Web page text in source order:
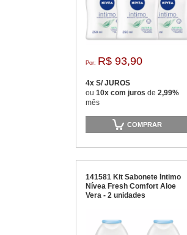
Por: R$ 93,90
4x S/ JUROS
ou 10x com juros de 2,99%
mês
COMPRAR
141581 Kit Sabonete Íntimo
Nívea Fresh Comfort Aloe
Vera - 2 unidades